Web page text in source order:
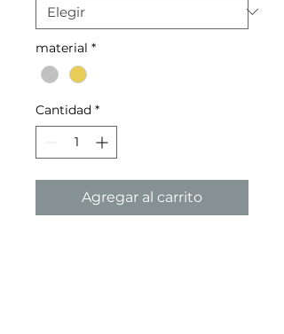
material *
Cantidad *
Agregar al carrito